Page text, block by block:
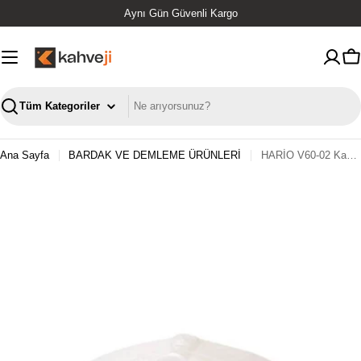
Aynı Gün Güvenli Kargo
Ara
Ana Sayfa BARDAK VE DEMLEME ÜRÜNLERİ HARİO V60-02 Kahve Filtresi Kağidi 100 Adet